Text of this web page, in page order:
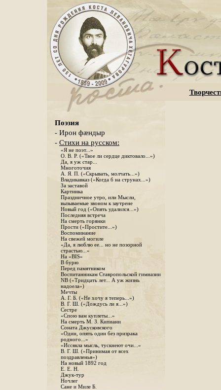
Поэзия
- Ирон фæндыр
- Стихи на русском:
«Я не поэт...»
О. В. Р. («Твое ли сердце диктовало...»)
Да, я уж стар...
Многоточия
А. Я. П. («Скрывать, молчать...»)
Владикавказ («Когда б на струнах...»)
За заставой
Картинка
Праздничное утро, или Мысли,
вызываемые звоном к заутрене
Новый год («Опять удалился...»)
Последняя встреча
На смерть горянки
Прости («Простите...»)
Воспоминание
На свежей могиле
«Да, я люблю ее... но не позорной
страстью...»
На «BIS»
В бурю
Перед памятником
Воспитанникам Ставропольской гимназии
NB («Тридцать лет... А уж жизнь
надоела»)
Мечты
А. Г. Б. («Не хочу я теперь...»)
В. Г. Ш. («Дождусь ли я...»)
Сестре
«Спою вам куплеты...»
На смерть М. З. Кипиани
Соната Джусковского
«Один, опять один без призрака
родного...»
«Иссякла мысль, тускнеют очи...»
В. Г. Ш. («Принимая от всех
поздравленья»)
На новый 1892 год
Е. Е. Н.
Джук-тур
Ночлег
Сане и Миле Б.